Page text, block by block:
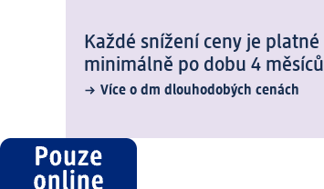
Každé snížení ceny je platné
minimálně po dobu 4 měsíců
Více o dm dlouhodobých cenách